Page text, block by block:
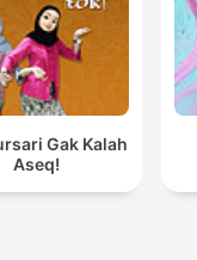
Gak Kalah
Aseq!